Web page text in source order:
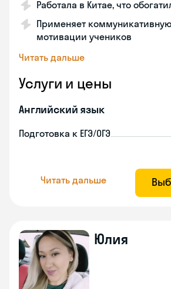
Работала в Китае, что
Применяет
мотивации учеников
Читать дальше
Услуги и цены
Английский язык
Подготовка к ЕГЭ/ОГЭ
Читать дальше
Юлия